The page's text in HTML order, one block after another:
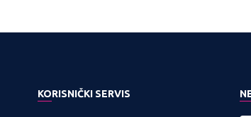
KORISNIČKI SERVIS